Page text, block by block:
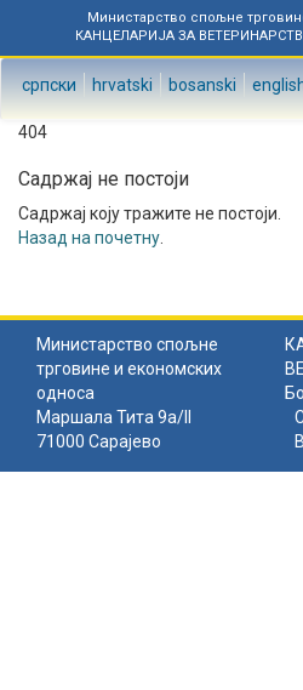
Министарство спољне
КАНЦЕЛАРИЈА ЗА
српски hrvatski bosanski
404
Садржај не постоји
Садржај коју тражите не постоји.
Назад на почетну
Министарство спољне
трговине и економских
односа
Маршала Тита 9а/II
71000 Сарајево